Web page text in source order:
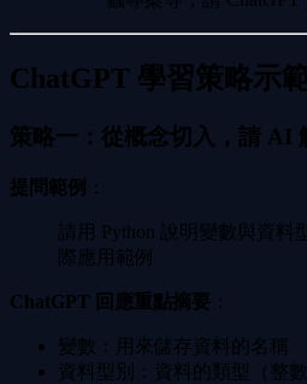
ChatGPT 學習策略示
策略一：從概念切入，請 AI
提問範例 ：
請用 Python 說明變數與資料
際應用範例
ChatGPT 回應重點摘要 ：
變數：用來儲存資料的名稱
資料型別：資料的類型（整